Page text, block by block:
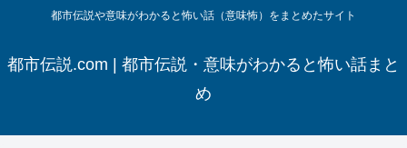
都市伝説や意味がわかると怖い話（意味怖）をまとめたサイト
都市伝説.com | 都市伝説・意味がわかると怖い話まと
め